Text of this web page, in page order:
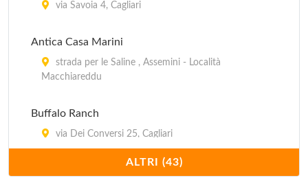
Gennargentu
via Savoia 4, Cagliari
Antica Casa Marini
strada per le Saline , Assemini - Località
Macchiareddu
Buffalo Ranch
via Dei Conversi 25, Cagliari
ALTRI (43)